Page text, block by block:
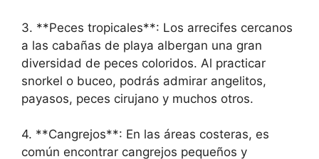
3. **Peces tropicales**: Los arrecifes cercanos
a las cabañas de playa albergan una gran
diversidad de peces coloridos. Al practicar
snorkel o buceo, podrás admirar angelitos,
payasos, peces cirujano y muchos otros.
4. **Cangrejos**: En las áreas costeras, es
común encontrar cangrejos pequeños y